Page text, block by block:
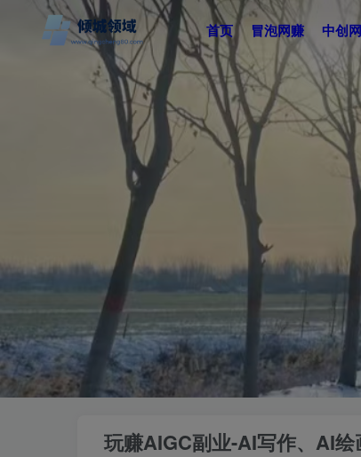
首页 冒泡网赚 中创网
玩赚AIGC副业-AI写作、AI